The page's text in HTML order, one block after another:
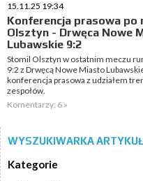
15.11.25 19:34
Konferencja prasowa po
Olsztyn - Drwęca Nowe
Lubawskie 9:2
Stomil Olsztyn w ostatnim meczu
9:2 z Drwęcą Nowe Miasto
konferencja prasowa z udziałem
zespołów.
Komentarzy: 6 »
WYSZUKIWARKA
Kategorie